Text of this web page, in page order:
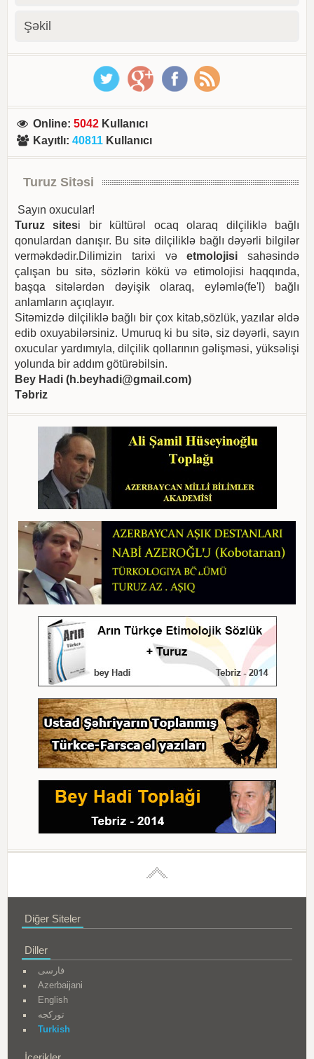
Şəkil
Online:5042 Kullanıcı
Kayıtlı:40811 Kullanıcı
Turuz Sitəsi
Sayın oxucular!
Turuz sitesi bir kültürəl ocaq olaraq dilçiliklə bağlı
qonulardan danışır. Bu sitə dilçiliklə bağlı dəyərli bilgilər
verməkdədir.Dilimizin tarixi vəetmolojisi sahəsində
çalışan bu sitə, sözlərin kökü və etimolojisi haqqında,
başqa sitələrdən dəyişik olaraq, eyləmlə(fe'l) bağlı
anlamların açıqlayır.
Sitəmizdə dilçiliklə bağlı bir çox kitab,sözlük, yazılar əldə
edib oxuyabilərsiniz. Umuruq ki bu sitə, siz dəyərli, sayın
oxucular yardımıyla, dilçilik qollarının gəlişməsi, yüksəlişi
yolunda bir addım götürəbilsin.
Bey Hadi (h.beyhadi@gmail.com)
Təbriz
Diğer Siteler
Diller
فارسی
Azerbaijani
English
تورکجه
Turkish